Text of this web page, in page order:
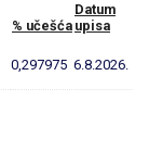
% učešća
Datum
upisa
0,297975 6.8.2026.